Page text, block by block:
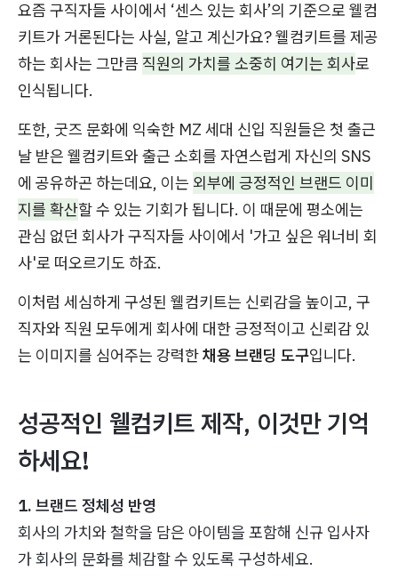
요즘 구직자들 사이에서 ‘센스 있는 회사’의 기준으로 웰컴
키트가 거론된다는 사실, 알고 계신가요? 웰컴키트를 제공
하는 회사는 그만큼 직원의 가치를 소중히 여기는 회사로
인식됩니다.
또한, 굿즈 문화에 익숙한 MZ 세대 신입 직원들은 첫 출근
날 받은 웰컴키트와 출근 소회를 자연스럽게 자신의 SNS
에 공유하곤 하는데요, 이는 외부에 긍정적인 브랜드 이미
지를 확산할 수 있는 기회가 됩니다. 이 때문에 평소에는
관심 없던 회사가 구직자들 사이에서 '가고 싶은 워너비 회
사'로 떠오르기도 하죠.
이처럼 세심하게 구성된 웰컴키트는 신뢰감을 높이고, 구
직자와 직원 모두에게 회사에 대한 긍정적이고 신뢰감 있
는 이미지를 심어주는 강력한채용 브랜딩 도구입니다.
성공적인 웰컴키트 제작, 이것만 기억
하세요!
1. 브랜드 정체성 반영
회사의 가치와 철학을 담은 아이템을 포함해 신규 입사자
가 회사의 문화를 체감할 수 있도록 구성하세요.